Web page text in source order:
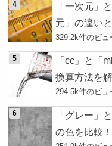
「一次元」
元」の違い
329.2k件のビュ
「cc」と「
換算方法を
294.5k件のビュ
「グレー」
の色を比較